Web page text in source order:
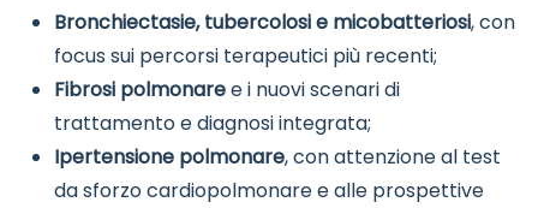
Bronchiectasie, tubercolosi e micobatteriosi, con
focus sui percorsi terapeutici più recenti;
Fibrosi polmonaree i nuovi scenari di
trattamento e diagnosi integrata;
Ipertensione polmonare, con attenzione al test
da sforzo cardiopolmonare e alle prospettive